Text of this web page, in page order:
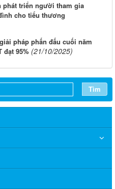
phát triển người tham gia
cho tiểu thương
pháp phấn đấu cuối năm
đạt 95% (21/10/2025)
Tìm